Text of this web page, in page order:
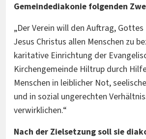
Gemeindediakonie folgenden
„Der Verein will den Auftrag,
Jesus Christus allen Menschen zu
karitative Einrichtung der
Kirchengemeinde Hiltrup durch
Menschen in leiblicher Not,
und in sozial ungerechten
verwirklichen.“
Nach der Zielsetzung soll sie